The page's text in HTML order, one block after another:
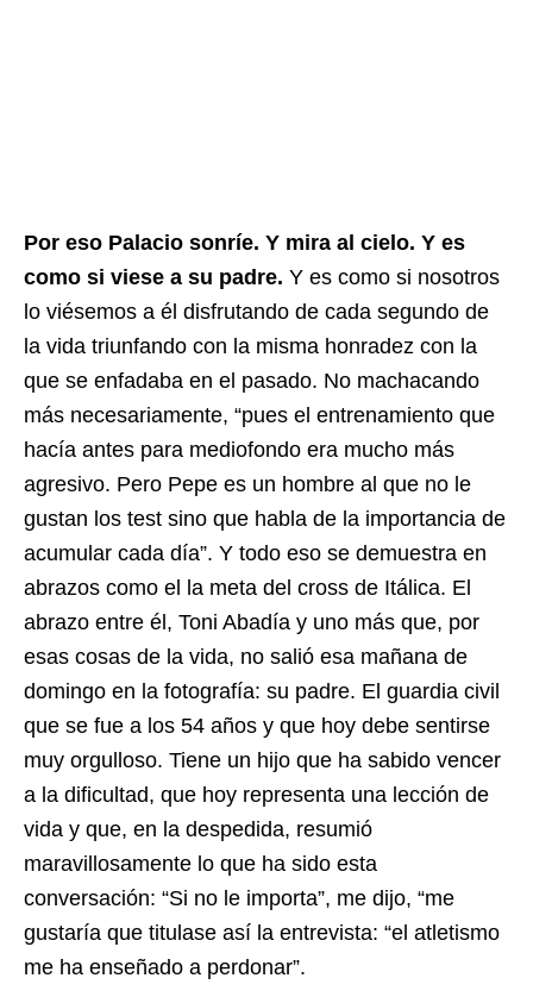
Por eso Palacio sonríe. Y mira al cielo. Y es
como si viese a su padre. Y es como si nosotros
lo viésemos a él disfrutando de cada segundo de
la vida triunfando con la misma honradez con la
que se enfadaba en el pasado. No machacando
más necesariamente, “pues el entrenamiento que
hacía antes para mediofondo era mucho más
agresivo. Pero Pepe es un hombre al que no le
gustan los test sino que habla de la importancia de
acumular cada día”. Y todo eso se demuestra en
abrazos como el la meta del cross de Itálica. El
abrazo entre él, Toni Abadía y uno más que, por
esas cosas de la vida, no salió esa mañana de
domingo en la fotografía: su padre. El guardia civil
que se fue a los 54 años y que hoy debe sentirse
muy orgulloso. Tiene un hijo que ha sabido vencer
a la dificultad, que hoy representa una lección de
vida y que, en la despedida, resumió
maravillosamente lo que ha sido esta
conversación: “Si no le importa”, me dijo, “me
gustaría que titulase así la entrevista: “el atletismo
me ha enseñado a perdonar”.